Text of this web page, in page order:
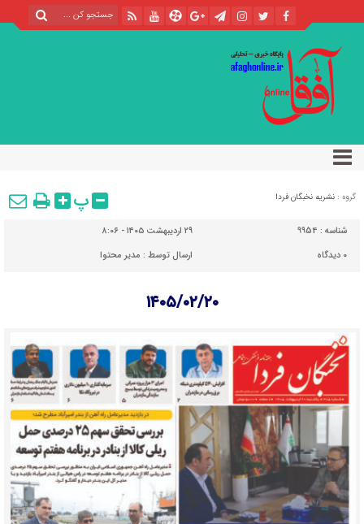
گروه : نشریه نخبگان فردا پ
شناسه : 9954
۲۹ اردیبهشت ۱۴۰۵ - ۸:۰۶
۰ دیدگاه ارسال توسط : مدیر محتوا
۱۴۰۵/۰۲/۲۰